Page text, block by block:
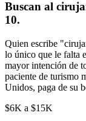
Buscan al
10.
Quien escribe
lo único que le falta
mayor intención de
paciente de turismo
Unidos, paga de su
$6K a $15K